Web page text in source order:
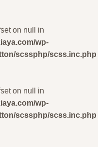
on null in
wp-
scssphp/scss.inc.php
on null in
wp-
scssphp/scss.inc.php